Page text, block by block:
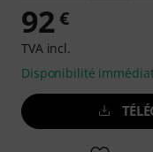
92 €
TVA incl.
Disponibilité